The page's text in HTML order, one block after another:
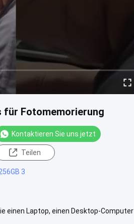
für Fotomemorierung
Kontaktieren Sie uns jetzt
Teilen
3
einen Laptop, einen Desktop-Computer